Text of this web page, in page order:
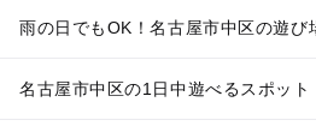
雨の日でもOK！名古屋市中区の遊び
名古屋市中区の1日中遊べるスポット